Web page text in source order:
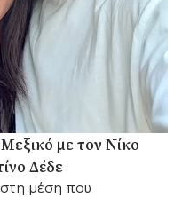
με τον Νίκο
Δέδε
μέση που